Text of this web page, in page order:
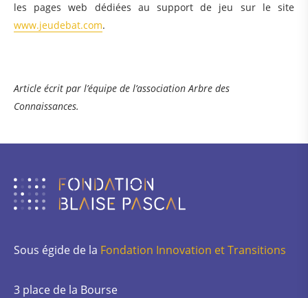
les pages web dédiées au support de jeu sur le site
www.jeudebat.com.
Article écrit par l’équipe de l’association Arbre des
Connaissances.
Sous égide de la Fondation Innovation et Transitions
3 place de la Bourse